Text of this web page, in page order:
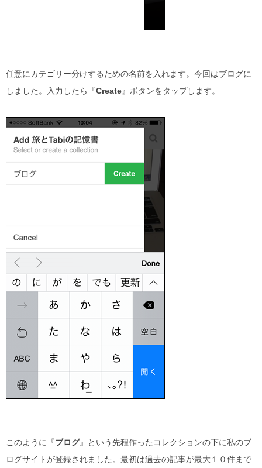
任意にカテゴリー分けするための名前を入れます。今回はブログに
しました。入力したら『Create』ボタンをタップします。
このように『ブログ』という先程作ったコレクションの下に私のブ
ログサイトが登録されました。最初は過去の記事が最大１０件まで